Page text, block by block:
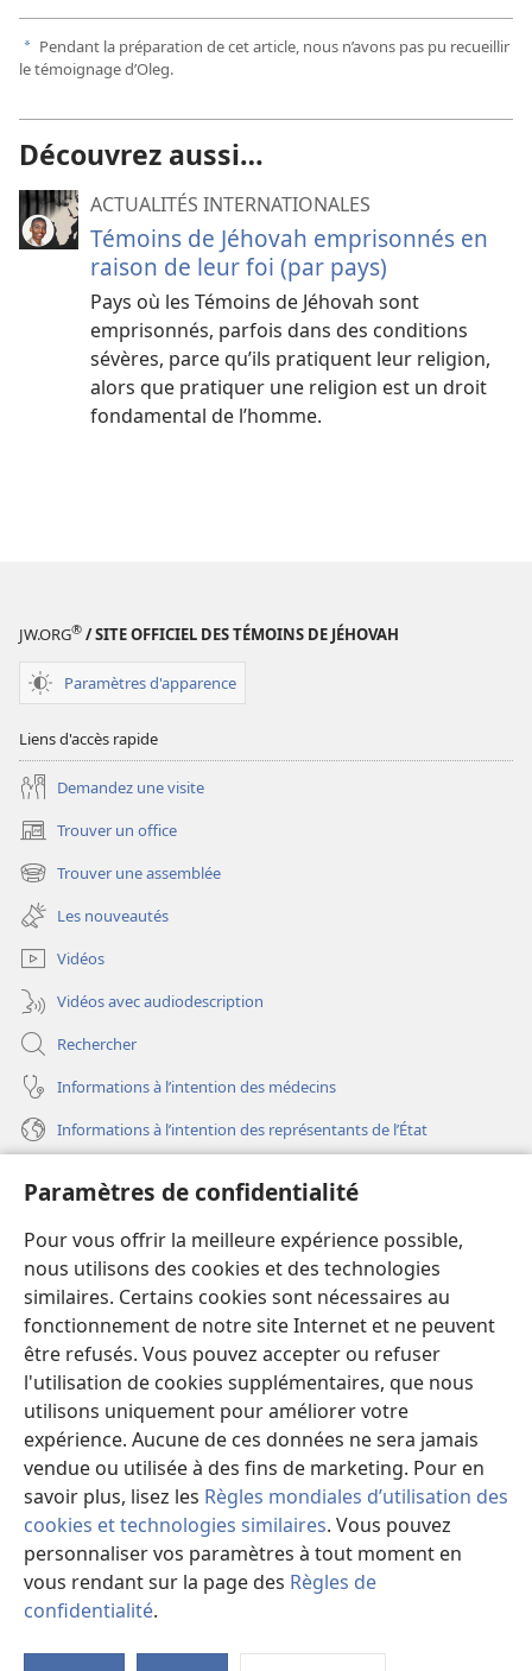
Paramètres de confidentialité
Pour vous offrir la meilleure expérience possible,
nous utilisons des cookies et des technologies
similaires. Certains cookies sont nécessaires au
fonctionnement de notre site Internet et ne peuvent
être refusés. Vous pouvez accepter ou refuser
l'utilisation de cookies supplémentaires, que nous
utilisons uniquement pour améliorer votre
expérience. Aucune de ces données ne sera jamais
vendue ou utilisée à des fins de marketing. Pour en
savoir plus, lisez les Règles mondiales d’utilisation des
cookies et technologies similaires. Vous pouvez
personnaliser vos paramètres à tout moment en
vous rendant sur la page des Règles de
confidentialité.
a Pendant la préparation de cet article, nous n’avons pas pu recueillir
le témoignage d’Oleg.
Découvrez aussi…
ACTUALITÉS INTERNATIONALES
Témoins de Jéhovah emprisonnés en
raison de leur foi (par pays)
Pays où les Témoins de Jéhovah sont
emprisonnés, parfois dans des conditions
sévères, parce qu’ils pratiquent leur religion,
alors que pratiquer une religion est un droit
fondamental de l’homme.
JW.ORG® / SITE OFFICIEL DES TÉMOINS DE JÉHOVAH
Paramètres d'apparence
Liens d'accès rapide
Demandez une visite
Trouver un office
(ouvre
une
nouvelle
fenêtre)
Trouver une assemblée
(ouvre
une
nouvelle
fenêtre)
Les nouveautés
Vidéos
Vidéos avec audiodescription
Rechercher
Informations à l’intention des médecins
Informations à l’intention des représentants de l’État
(ouvre
une
nouvelle
fenêtre)
Bibliothèque en ligne
(ouvre
une
nouvelle
fenêtre)
JW Hub®
(ouvre
une
nouvelle
fenêtre)
JW Library
Watchtower Library
Copyright© 2026 Watch Tower Bible and Tract Society of Pennsylvania.
CONDITIONS D’UTILISATION
PARAMÈTRES DE CONFIDENTIALITÉ